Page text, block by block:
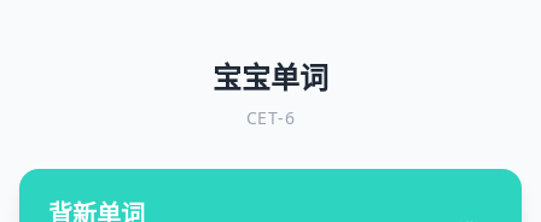
宝宝单词
CET-6
背新单词